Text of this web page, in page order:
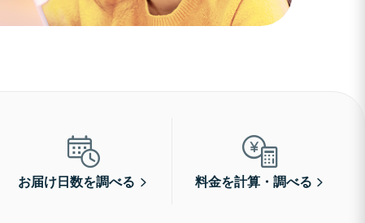
お届け日数を調べる 料金を計算・調べる